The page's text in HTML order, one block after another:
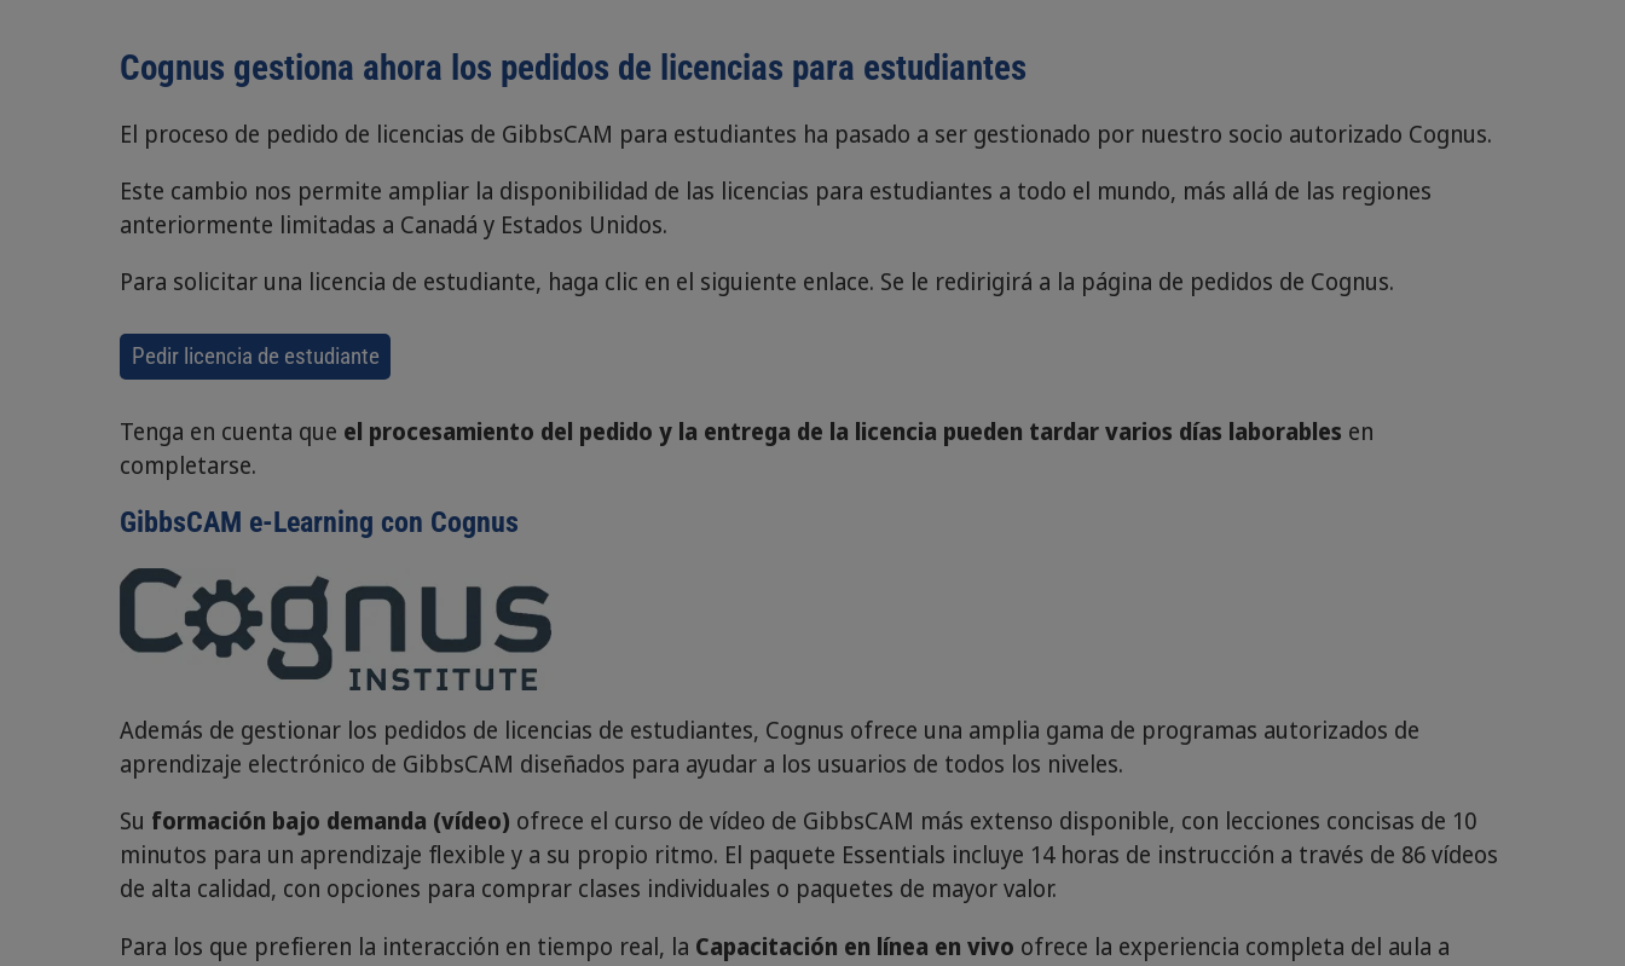
Cognus gestiona ahora los pedidos de licencias para estudiantes
El proceso de pedido de licencias de GibbsCAM para estudiantes ha pasado a ser gestionado por nuestro socio autorizado Cognus.
Este cambio nos permite ampliar la disponibilidad de las licencias para estudiantes a todo el mundo, más allá de las regiones
anteriormente limitadas a Canadá y Estados Unidos.
Para solicitar una licencia de estudiante, haga clic en el siguiente enlace. Se le redirigirá a la página de pedidos de Cognus.
Pedir licencia de estudiante
Tenga en cuenta que el procesamiento del pedido y la entrega de la licencia pueden tardar varios días laborables en
completarse.
GibbsCAM e-Learning con Cognus
Además de gestionar los pedidos de licencias de estudiantes, Cognus ofrece una amplia gama de programas autorizados de
aprendizaje electrónico de GibbsCAM diseñados para ayudar a los usuarios de todos los niveles.
Su formación bajo demanda (vídeo) ofrece el curso de vídeo de GibbsCAM más extenso disponible, con lecciones concisas de 10
minutos para un aprendizaje flexible y a su propio ritmo. El paquete Essentials incluye 14 horas de instrucción a través de 86 vídeos
de alta calidad, con opciones para comprar clases individuales o paquetes de mayor valor.
Para los que prefieren la interacción en tiempo real, la Capacitación en línea en vivo ofrece la experiencia completa del aula a